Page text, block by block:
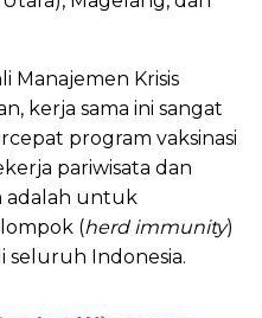
Manajemen Krisis
kerja sama ini sangat
program vaksinasi
pariwisata dan
adalah untuk
(herd immunity)
seluruh Indonesia.